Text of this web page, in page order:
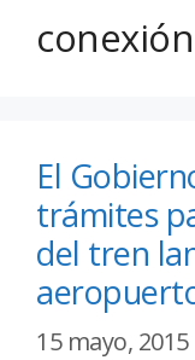
conexión
El
trámites
del tren
15 mayo, 2015